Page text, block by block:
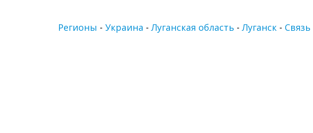
Регионы - Украина -Луганская область -Луганск - Связь